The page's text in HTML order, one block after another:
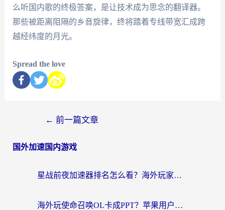
么听国内歌的终极答案，是让技术成为思念的翻译器。
那些被距离阻隔的乡音旋律，终将踏着专线带宽汇成跨
越经纬度的月光。
Spread the love
← 前一篇文章
国外加速国内游戏
星战前夜加速器排名怎么看？海外玩家国服游戏畅玩终极指南（附欧洲玩跑跑我的起源解决方案）
海外玩使命召唤OL卡成PPT？苹果用户必看：使命召唤OL国外加速器下载苹果版指南